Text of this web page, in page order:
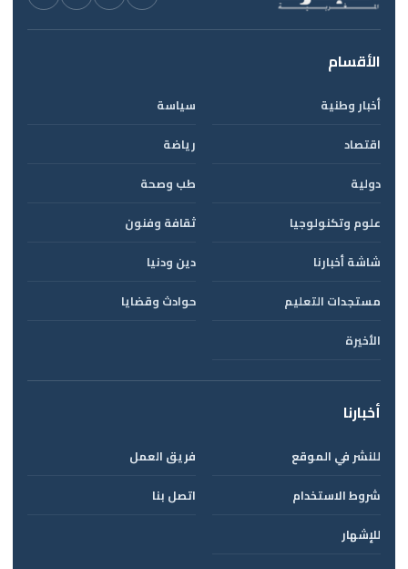
الأقسام
أخبار وطنية
سياسة
اقتصاد
رياضة
دولية
طب وصحة
علوم وتكنولوجيا
ثقافة وفنون
شاشة أخبارنا
دين ودنيا
مستجدات التعليم
حوادث وقضايا
الأخيرة
أخبارنا
للنشر في الموقع
فريق العمل
شروط الاستخدام
اتصل بنا
للإشهار